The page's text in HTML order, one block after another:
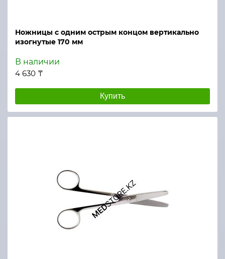
Ножницы с одним острым концом вертикально
изогнутые 170 мм
В наличии
4 630 ₸
Купить